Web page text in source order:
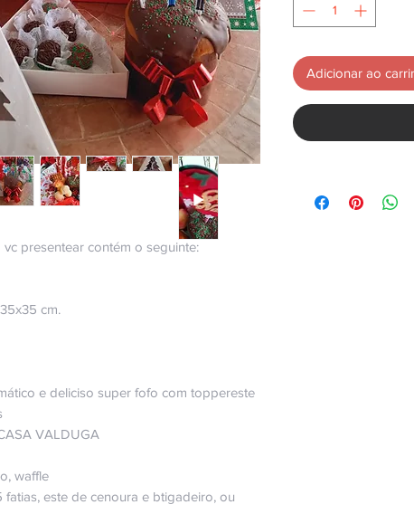
presentear contém o seguinte:
cm.
e deliciso super fofo com toppereste
VALDUGA
waffle
este de cenoura e btigadeiro, ou
Adicionar ao